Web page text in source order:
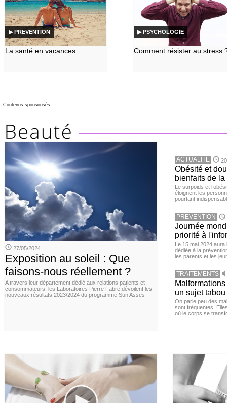
▶ PREVENTION
La santé en vacances
▶ PSYCHOLOGIE
Comment résister au stress
Contenus sponsorisés
27/05/2024
Exposition au soleil : Que
faisons-nous réellement ?
A travers leur département dédié aux relations patients et
consommateurs, les Laboratoires Pierre Fabre dévoilent les
nouveaux résultats 2023/2024 du programme Sun Asses
ACTUALITE
Obésité et
bienfaits de
Le surpoids et
éloignent les
pourtant
PREVENTION
Journée
priorité à
Le 15 mai 2024 aura
dédiée à la
les parents et les
TRAITEMENTS
un sujet tabou
On parle peu des
sont fréquentes.
où le corps se